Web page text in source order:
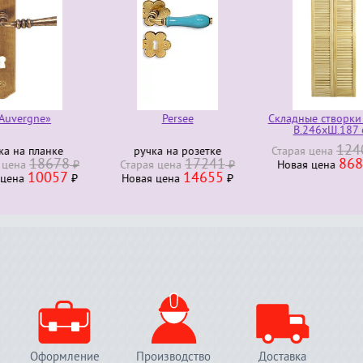
Persee
на розетке
ценa17241₽
ценa14655₽
Складные створки RANCH
Старая ценa124009
Новая ценa86800₽
«Monfort bois
входная
Старая ценa
Оформление Производство Доставка